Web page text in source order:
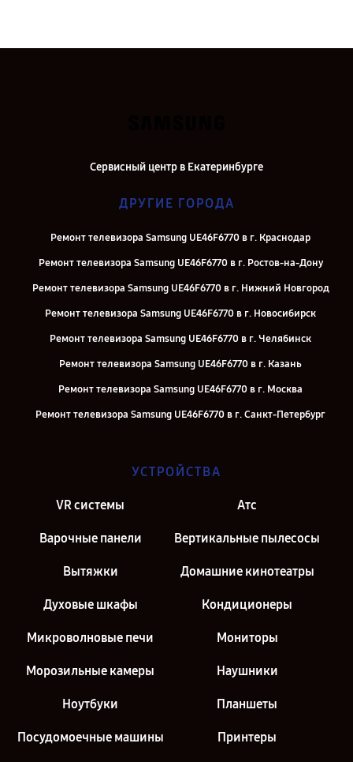
Сервисный центр в Екатеринбурге
ДРУГИЕ ГОРОДА
Ремонт телевизора Samsung UE46F6770 в г. Краснодар
Ремонт телевизора Samsung UE46F6770 в г. Ростов-на-Дону
Ремонт телевизора Samsung UE46F6770 в г. Нижний Новгород
Ремонт телевизора Samsung UE46F6770 в г. Новосибирск
Ремонт телевизора Samsung UE46F6770 в г. Челябинск
Ремонт телевизора Samsung UE46F6770 в г. Казань
Ремонт телевизора Samsung UE46F6770 в г. Москва
Ремонт телевизора Samsung UE46F6770 в г. Санкт-Петербург
УСТРОЙСТВА
VR системы Атс
Варочные панели Вертикальные пылесосы
Вытяжки Домашние кинотеатры
Духовые шкафы Кондиционеры
Микроволновые печи Мониторы
Морозильные камеры Наушники
Ноутбуки Планшеты
Посудомоечные машины Принтеры